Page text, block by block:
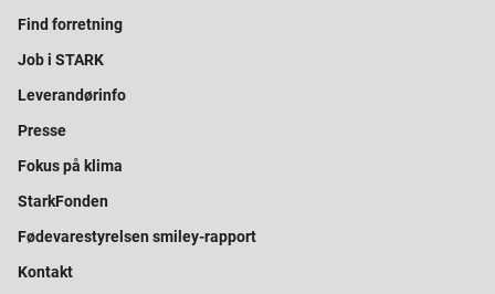
Find forretning
Job i STARK
Leverandørinfo
Presse
Fokus på klima
StarkFonden
Fødevarestyrelsen smiley-rapport
Kontakt